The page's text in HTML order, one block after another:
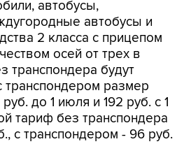
2 класса с прицепом
осей от трех в
транспондера будут
транспондером размер
до 1 июля и 192 руб. с 1
тариф без транспондера
с транспондером - 96 руб.
км 21 - км 93